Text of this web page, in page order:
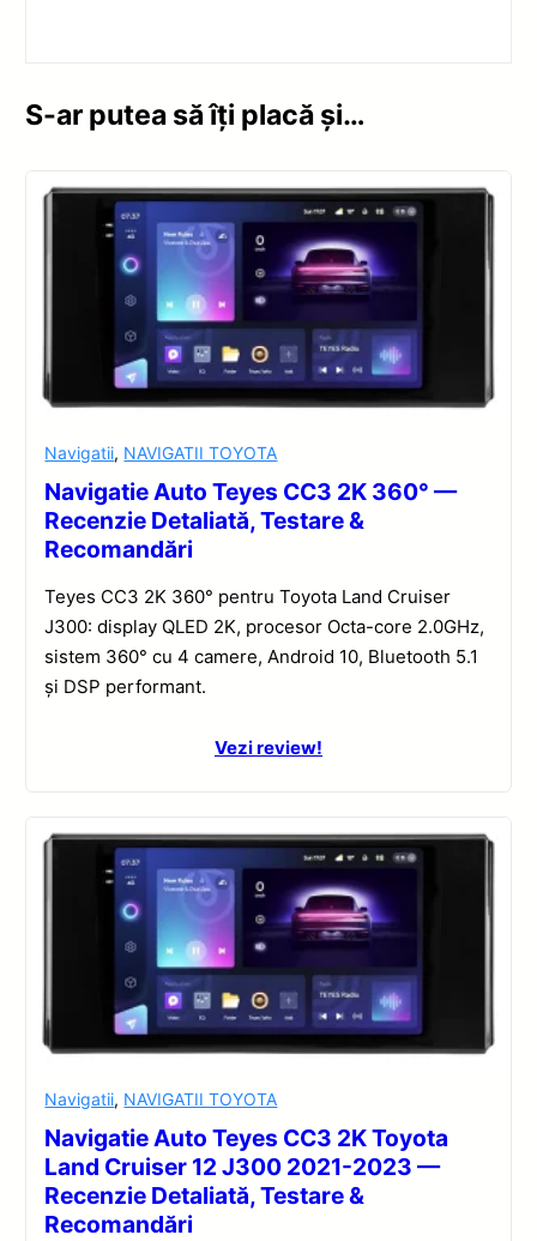
S-ar putea să îți placă și…
Navigatii, NAVIGATII TOYOTA
Navigatie Auto Teyes CC3 2K 360° —
Recenzie Detaliată, Testare &
Recomandări
Teyes CC3 2K 360° pentru Toyota Land Cruiser
J300: display QLED 2K, procesor Octa-core 2.0GHz,
sistem 360° cu 4 camere, Android 10, Bluetooth 5.1
și DSP performant.
Vezi review!
Navigatii, NAVIGATII TOYOTA
Navigatie Auto Teyes CC3 2K Toyota
Land Cruiser 12 J300 2021-2023 —
Recenzie Detaliată, Testare &
Recomandări